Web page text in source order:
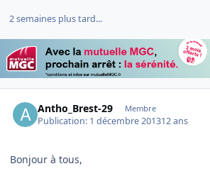
2 semaines plus tard...
Antho_Brest-29 Membre
Publication: 1 décembre 201312 ans
Bonjour à tous,